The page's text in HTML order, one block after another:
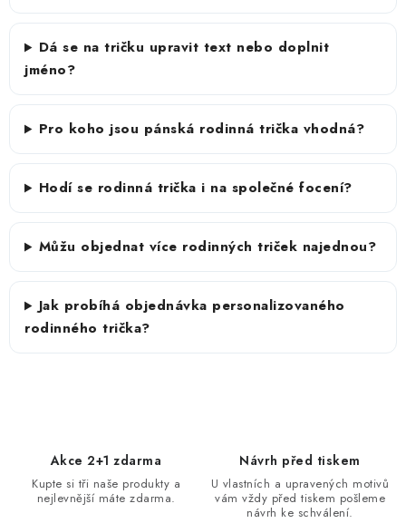
Dá se na tričku upravit text nebo doplnit
jméno?
Pro koho jsou pánská rodinná trička vhodná?
Hodí se rodinná trička i na společné focení?
Můžu objednat více rodinných triček najednou?
Jak probíhá objednávka personalizovaného
rodinného trička?
Akce 2+1 zdarma
Kupte si tři naše produkty a
nejlevnější máte zdarma.
Návrh před tiskem
U vlastních a upravených motivů
vám vždy před tiskem pošleme
návrh ke schválení.